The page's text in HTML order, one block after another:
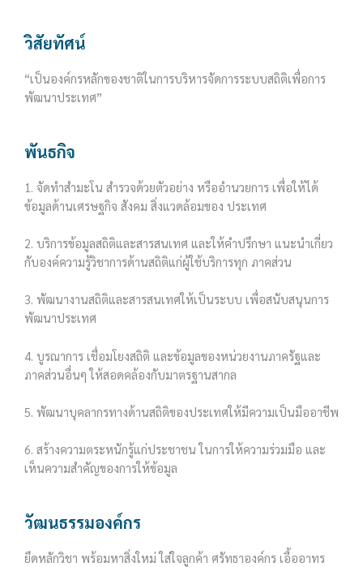
วิสัยทัศน์
“เป็นองค์กรหลักของชาติในการบริหารจัดการระบบสถิติเพื่อการ
พัฒนาประเทศ”
พันธกิจ
1. จัดทำสำมะโน สำรวจด้วยตัวอย่าง หรืออำนวยการ เพื่อให้ได้
ข้อมูลด้านเศรษฐกิจ สังคม สิ่งแวดล้อมของ ประเทศ
2. บริการข้อมูลสถิติและสารสนเทศ และให้คำปรึกษา แนะนำเกี่ยว
กับองค์ความรู้วิชาการด้านสถิติแก่ผู้ใช้บริการทุก ภาคส่วน
3. พัฒนางานสถิติและสารสนเทศให้เป็นระบบ เพื่อสนับสนุนการ
พัฒนาประเทศ
4. บูรณาการ เชื่อมโยงสถิติ และข้อมูลของหน่วยงานภาครัฐและ
ภาคส่วนอื่นๆ ให้สอดคล้องกับมาตรฐานสากล
5. พัฒนาบุคลากรทางด้านสถิติของประเทศให้มีความเป็นมืออาชีพ
6. สร้างความตระหนักรู้แก่ประชาชน ในการให้ความร่วมมือ และ
เห็นความสำคัญของการให้ข้อมูล
วัฒนธรรมองค์กร
ยึดหลักวิชา พร้อมหาสิ่งใหม่ ใส่ใจลูกค้า ศรัทธาองค์กร เอื้ออาทร